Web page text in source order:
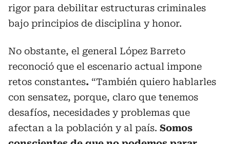
rigor para debilitar estructuras criminales
bajo principios de disciplina y honor.
No obstante, el general López Barreto
reconoció que el escenario actual impone
retos constantes. “También quiero hablarles
con sensatez, porque, claro que tenemos
desafíos, necesidades y problemas que
afectan a la población y al país. Somos